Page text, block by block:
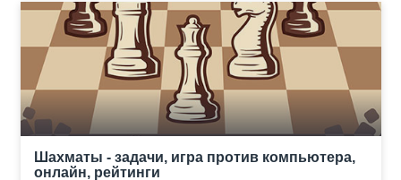
Шахматы - задачи, игра против компьютера,
онлайн, рейтинги